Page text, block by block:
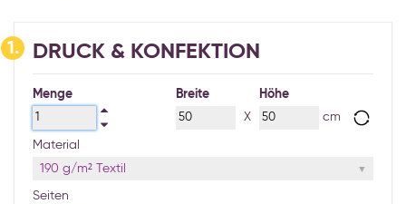
1. DRUCK & KONFEKTION
Menge
Breite
X
Höhe
cm
Material
190 g/m² Textil
Seiten